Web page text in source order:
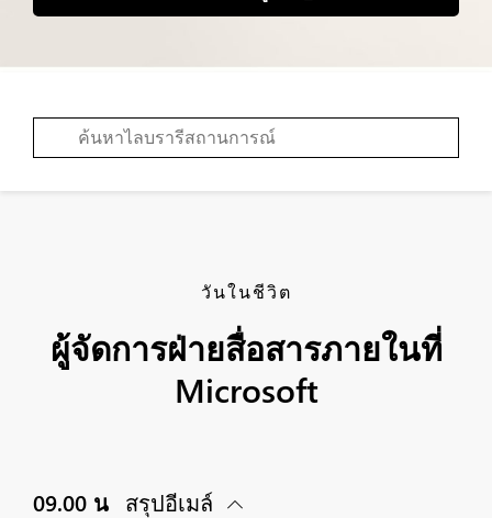
วันในชีวิต
ผู้จัดการฝ่ายสื่อสารภายในที่
Microsoft
09.00 น สรุปอีเมล์